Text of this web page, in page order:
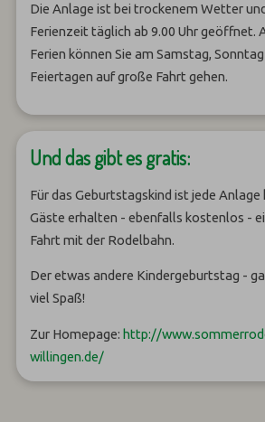
Die Anlage ist bei trockenem Wetter
Ferienzeit täglich ab 9.00 Uhr geöffnet.
Ferien können Sie am Samstag,
Feiertagen auf große Fahrt gehen.
Und das gibt es gratis:
Für das Geburtstagskind ist jede
Gäste erhalten - ebenfalls kostenlos -
Fahrt mit der Rodelbahn.
Der etwas andere Kindergeburtstag -
viel Spaß!
Zur Homepage:http://
willingen.de/